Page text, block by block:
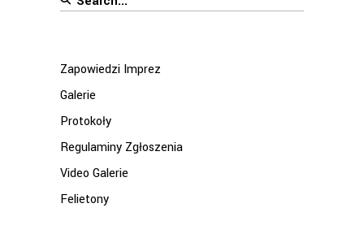
Zapowiedzi Imprez
Galerie
Protokoły
Regulaminy Zgłoszenia
Video Galerie
Felietony